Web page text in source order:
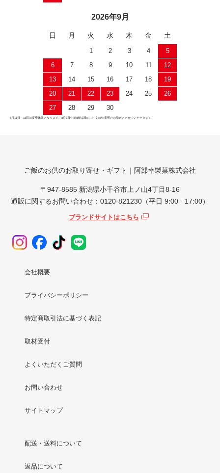
2026年9月
日 月 火 水 木 金 土
1 2 3 4
5
6
7 8 9 10 11
12
13
14 15 16 17 18
19
20
21 22 23 24 25
26
27
28 29 30
8月11日～16日は夏季休業となります。8月7日午前8時以降のご注文は休業明けの発送とさせていただきます。
ご飯のお供のお取り寄せ・ギフト｜阿部幸製菓株式会社
〒947-8585 新潟県小千谷市上ノ山4丁目8-16
通販に関するお問い合わせ：0120-821230（平日 9:00 - 17:00）
ブランドサイトはこちら
会社概要
プライバシーポリシー
特定商取引法に基づく表記
取材受付
よくいただくご質問
お問い合わせ
サイトマップ
配送・送料について
返品について